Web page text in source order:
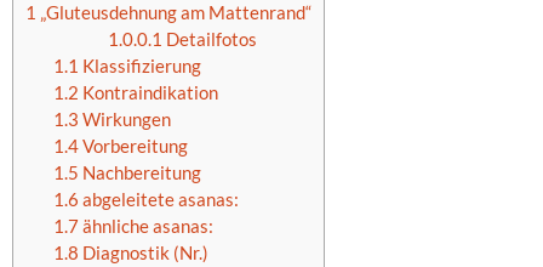
1 „Gluteusdehnung am Mattenrand“
1.0.0.1 Detailfotos
1.1 Klassifizierung
1.2 Kontraindikation
1.3 Wirkungen
1.4Vorbereitung
1.5 Nachbereitung
1.6 abgeleitete asanas:
1.7ähnliche asanas:
1.8 Diagnostik (Nr.)